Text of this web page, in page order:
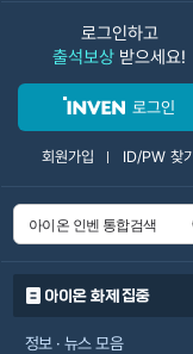
로그인하고
출석보상 받으세요!
로그인
회원가입 ID/PW 찾기
아이온 화제 집중
정보 · 뉴스 모음